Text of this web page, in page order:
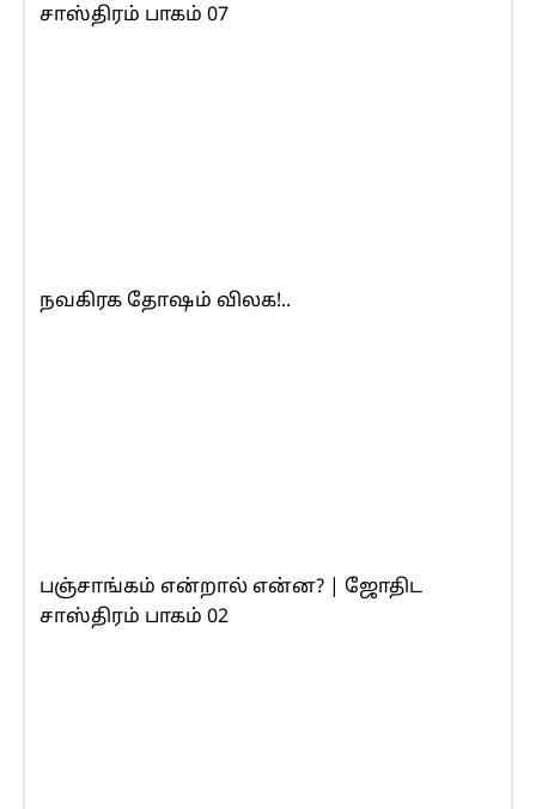
சாஸ்திரம் பாகம் 07
நவகிரக தோஷம் விலக!..
பஞ்சாங்கம் என்றால் என்ன? | ஜோதிட
சாஸ்திரம் பாகம் 02